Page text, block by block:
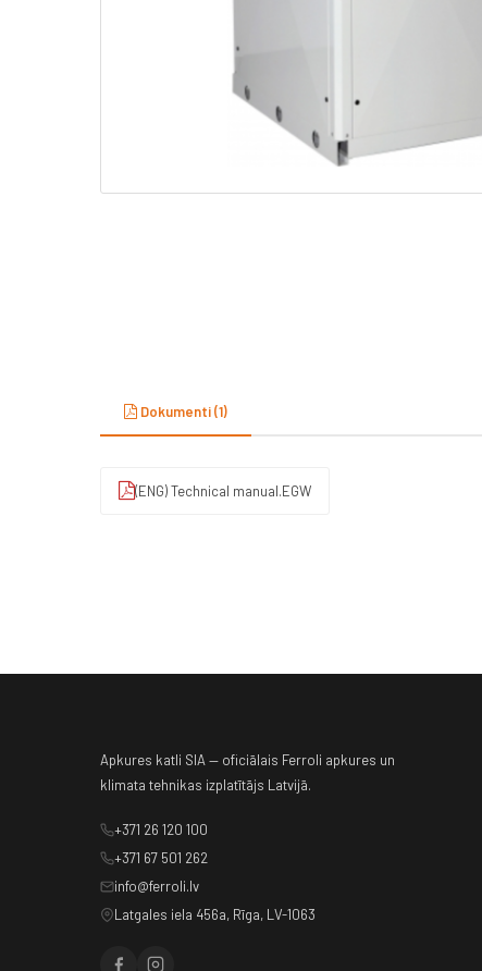
Dokumenti (1)
(ENG) Technical manual.EGW
Apkures katli SIA — oficiālais Ferroli apkures un
klimata tehnikas izplatītājs Latvijā.
+371 26 120 100
+371 67 501 262
info@ferroli.lv
Latgales iela 456a, Rīga, LV-1063